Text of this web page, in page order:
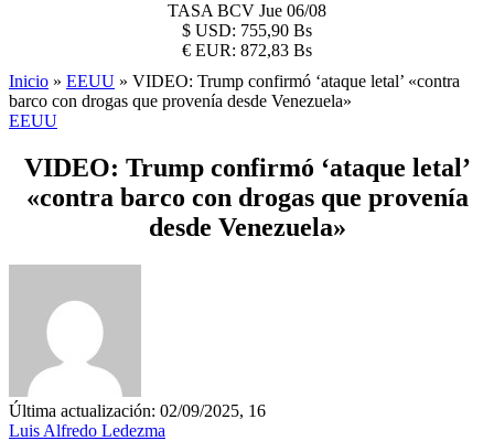
TASA BCV Jue 06/08
$ USD: 755,90 Bs
€ EUR: 872,83 Bs
Inicio » EEUU » VIDEO: Trump confirmó ‘ataque letal’ «contra
barco con drogas que provenía desde Venezuela»
EEUU
VIDEO: Trump confirmó ‘ataque letal’
«contra barco con drogas que provenía
desde Venezuela»
Última actualización: 02/09/2025, 16
Luis Alfredo Ledezma